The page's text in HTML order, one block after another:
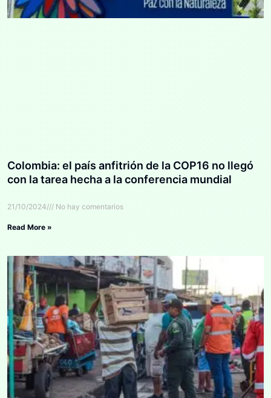
Colombia: el país anfitrión de la COP16 no llegó
con la tarea hecha a la conferencia mundial
21/10/2024 No hay comentarios
Read More »